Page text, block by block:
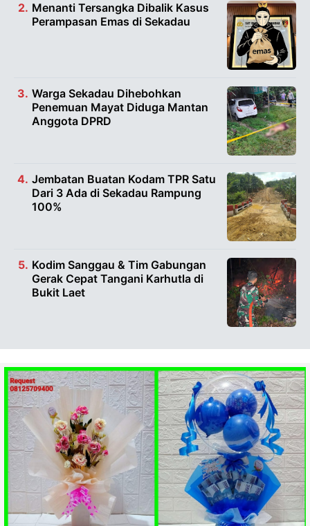
Menanti Tersangka Dibalik Kasus
Perampasan Emas di Sekadau
Warga Sekadau Dihebohkan
Penemuan Mayat Diduga Mantan
Anggota DPRD
Jembatan Buatan Kodam TPR Satu
Dari 3 Ada di Sekadau Rampung
100%
Kodim Sanggau & Tim Gabungan
Gerak Cepat Tangani Karhutla di
Bukit Laet